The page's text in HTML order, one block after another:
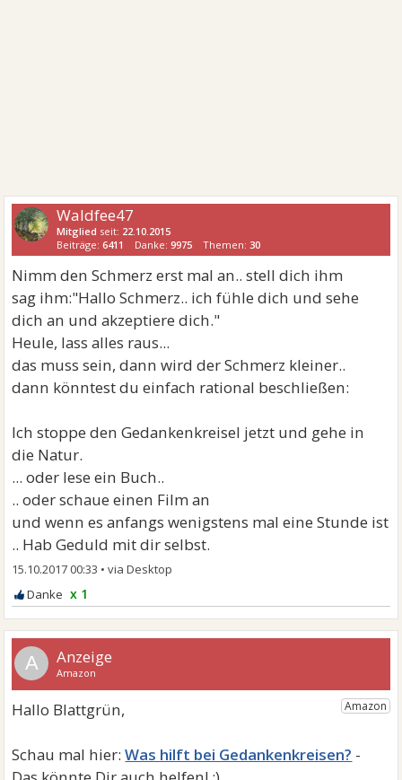
Waldfee47
Mitglied seit: 22.10.2015
Beiträge:6411 Danke:9975 Themen:30
Nimm den Schmerz erst mal an.. stell dich ihm
sag ihm:"Hallo Schmerz.. ich fühle dich und sehe
dich an und akzeptiere dich."
Heule, lass alles raus...
das muss sein, dann wird der Schmerz kleiner..
dann könntest du einfach rational beschließen:
Ich stoppe den Gedankenkreisel jetzt und gehe in
die Natur.
... oder lese ein Buch..
.. oder schaue einen Film an
und wenn es anfangs wenigstens mal eine Stunde ist
.. Hab Geduld mit dir selbst.
15.10.2017 00:33 •
x 1
A
Was hilft bei Gedankenkreisen?